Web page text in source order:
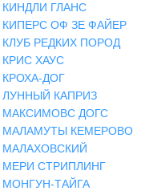
КИНДЛИ ГЛАНС
КИПЕРС ОФ ЗЕ ФАЙЕР
КЛУБ РЕДКИХ ПОРОД
КРИС ХАУС
КРОХА-ДОГ
ЛУННЫЙ КАПРИЗ
МАКСИМОВС ДОГС
МАЛАМУТЫ КЕМЕРОВО
МАЛАХОВСКИЙ
МЕРИ СТРИПЛИНГ
МОНГУН-ТАЙГА